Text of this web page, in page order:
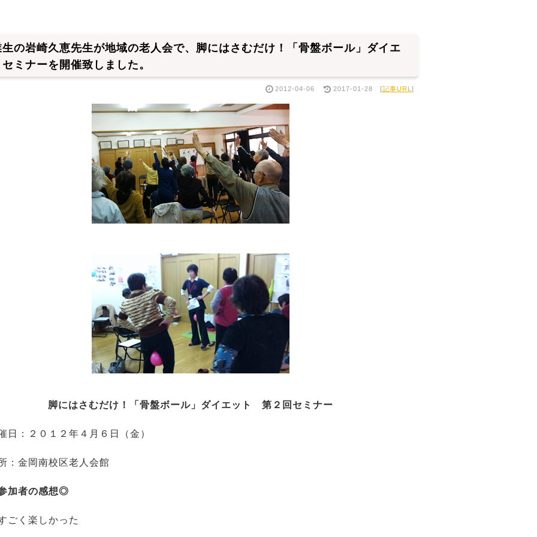
の岩崎久恵先生が地域の老人会で、脚にはさむだけ！「骨盤ボール」ダイエ
ミナーを開催致しました。
2012-04-06 2017-01-28 [記事URL ]
脚にはさむだけ！「骨盤ボール」ダイエット 第２回セミナー
日：２０１２年４月６日（金）
：金岡南校区老人会館
加者の感想◎
ごく楽しかった